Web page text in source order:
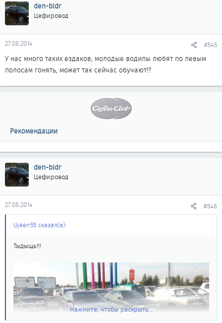
den-bldr
Цефировод
27.08.2014 #545
У нас много таких ездаков, молодые водилы любят по левым
полосам гонять, может так сейчас обучают!?
Рекомендации
den-bldr
Цефировод
27.08.2014 #546
Ujeen55 сказал(а):
Тыдыщь!!!
Нажмите, чтобы раскрыть...